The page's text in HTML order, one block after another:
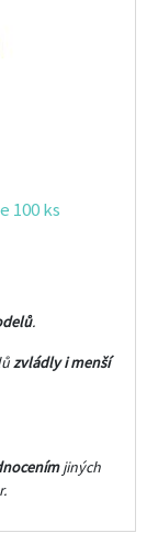
100 ks
.
zvládly i menší
jiných